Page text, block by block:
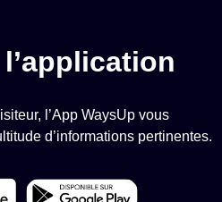
l’App WaysUp vous
d’informations pertinentes.